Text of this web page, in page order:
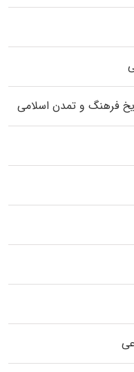
فرهنگ و تمدن اسلامی